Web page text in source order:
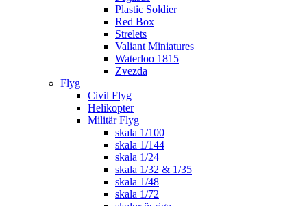
Plastic Soldier
Red Box
Strelets
Valiant Miniatures
Waterloo 1815
Zvezda
Flyg
Civil Flyg
Helikopter
Militär Flyg
skala 1/100
skala 1/144
skala 1/24
skala 1/32 & 1/35
skala 1/48
skala 1/72